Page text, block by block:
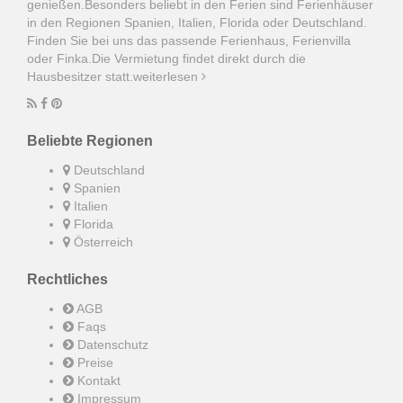
genießen.Besonders beliebt in den Ferien sind Ferienhäuser
in den Regionen Spanien, Italien, Florida oder Deutschland.
Finden Sie bei uns das passende Ferienhaus, Ferienvilla
oder Finka.Die Vermietung findet direkt durch die
Hausbesitzer statt. weiterlesen
Beliebte Regionen
Deutschland
Spanien
Italien
Florida
Österreich
Rechtliches
AGB
Faqs
Datenschutz
Preise
Kontakt
Impressum